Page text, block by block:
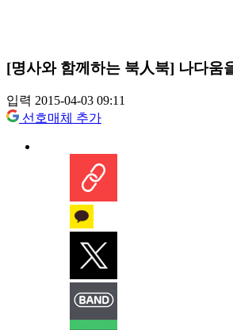
[명사와 함께하는 북人북] 나다움
입력 2015-04-03 09:11
선호매체 추가